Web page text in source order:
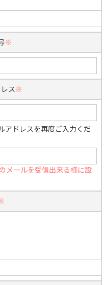
※
ス※
アドレスを再度ご入力くだ
メールを受信出来る様に設